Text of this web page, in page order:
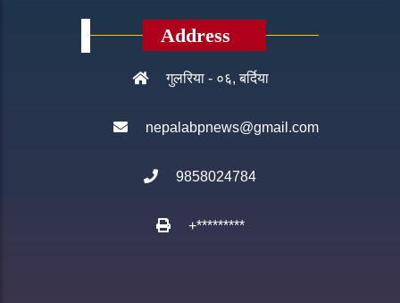
Address
गुलरिया - ०६, बर्दिया
nepalabpnews@gmail.com
9858024784
+*********